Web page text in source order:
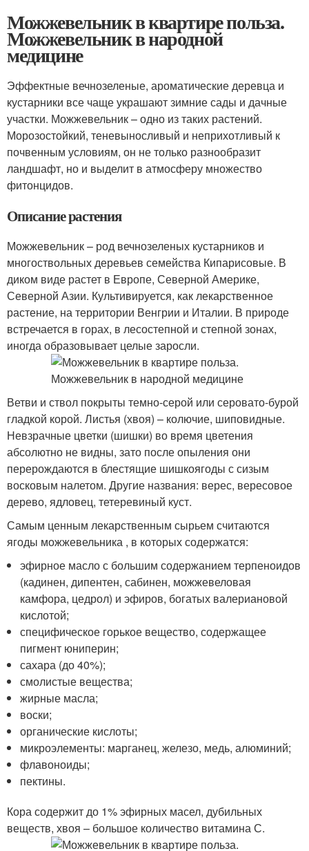
Можжевельник в квартире польза.
Можжевельник в народной
медицине
Эффектные вечнозеленые, ароматические деревца и
кустарники все чаще украшают зимние сады и дачные
участки. Можжевельник – одно из таких растений.
Морозостойкий, теневыносливый и неприхотливый к
почвенным условиям, он не только разнообразит
ландшафт, но и выделит в атмосферу множество
фитонцидов.
Описание растения
Можжевельник – род вечнозеленых кустарников и
многоствольных деревьев семейства Кипарисовые. В
диком виде растет в Европе, Северной Америке,
Северной Азии. Культивируется, как лекарственное
растение, на территории Венгрии и Италии. В природе
встречается в горах, в лесостепной и степной зонах,
иногда образовывает целые заросли.
Ветви и ствол покрыты темно-серой или серовато-бурой
гладкой корой. Листья (хвоя) – колючие, шиповидные.
Невзрачные цветки (шишки) во время цветения
абсолютно не видны, зато после опыления они
перерождаются в блестящие шишкоягоды с сизым
восковым налетом. Другие названия: верес, вересовое
дерево, ядловец, тетеревиный куст.
Самым ценным лекарственным сырьем считаются
ягоды можжевельника , в которых содержатся:
эфирное масло с большим содержанием терпеноидов
(кадинен, дипентен, сабинен, можжевеловая
камфора, цедрол) и эфиров, богатых валериановой
кислотой;
специфическое горькое вещество, содержащее
пигмент юниперин;
сахара (до 40%);
смолистые вещества;
жирные масла;
воски;
органические кислоты;
микроэлементы: марганец, железо, медь, алюминий;
флавоноиды;
пектины.
Кора содержит до 1% эфирных масел, дубильных
веществ, хвоя – большое количество витамина С.